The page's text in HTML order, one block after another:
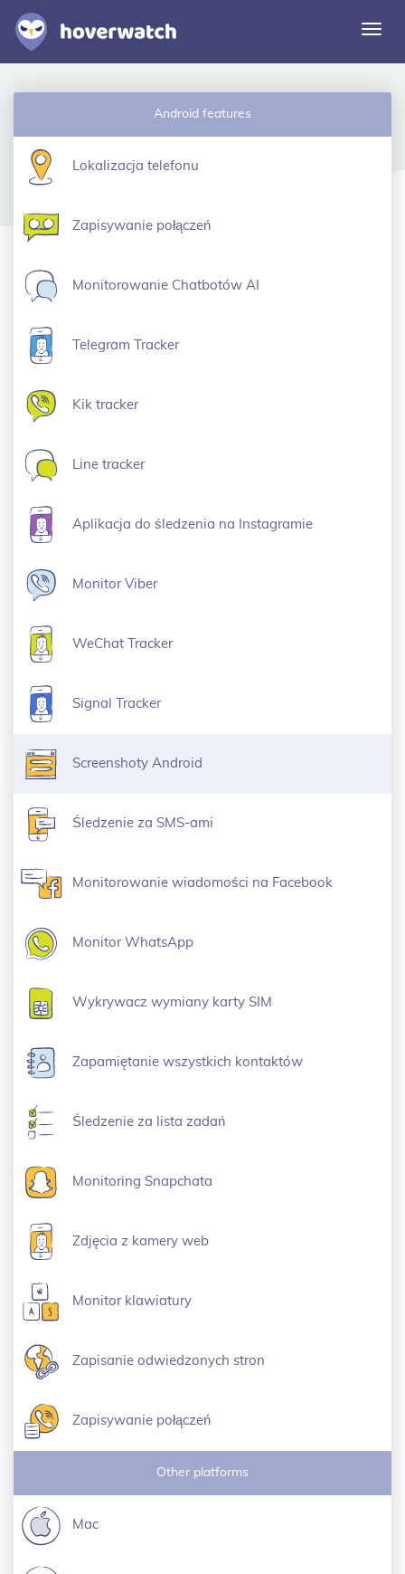
Funkcje
Logowanie
Android features
Lokalizacja telefonu
Zapisywanie połączeń
Monitorowanie Chatbotów AI
Telegram Tracker
Kik tracker
Line tracker
Aplikacja do śledzenia na Instagramie
Monitor Viber
WeChat Tracker
Signal Tracker
Screenshoty Android
Śledzenie za SMS-ami
Monitorowanie wiadomości na Facebook
Monitor WhatsApp
Wykrywacz wymiany karty SIM
Zapamiętanie wszystkich kontaktów
Śledzenie za lista zadań
Monitoring Snapchata
Zdjęcia z kamery web
Monitor klawiatury
Zapisanie odwiedzonych stron
Zapisywanie połączeń
Other platforms
Mac